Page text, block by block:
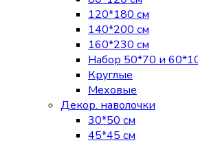
120*180 см
140*200 см
160*230 см
Набор 50*70 и
Круглые
Меховые
Декор. наволочки
30*50 см
45*45 см